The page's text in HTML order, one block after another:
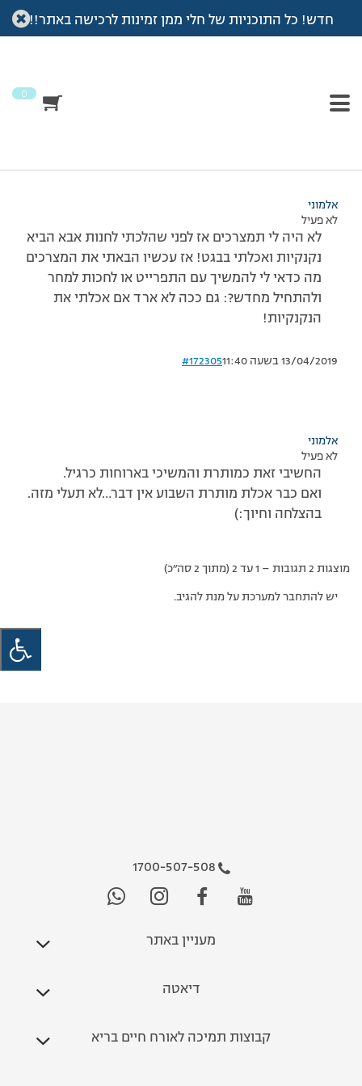
חדש! כל התוכניות של חלי ממן זמינות לרכישה באתר!!
0
עמוד הבית >דיונים>פורום >אוף
מוצגות 2 תגובות – 1 עד 2 (מתוך 2 סה״כ)
אלמוני
לא פעיל
לא היה לי תמצרכים אז לפני שהלכתי לחנות אבא הביא
נקנקיות ואכלתי בבגט! אז עכשיו הבאתי את המצרכים
מה כדאי לי להמשיך עם התפרייט או לחכות למחר
ולהתחיל מחדש?: גם ככה לא ארד אם אכלתי את
הנקנקיות!
13/04/2019 בשעה 11:40 #172305
אלמוני
לא פעיל
החשיבי זאת כמותרת והמשיכי בארוחות כרגיל.
ואם כבר אכלת מותרת השבוע אין דבר…לא תעלי מזה.
בהצלחה וחיוך:)
מוצגות 2 תגובות – 1 עד 2 (מתוך 2 סה״כ)
יש להתחבר למערכת על מנת להגיב.
1700-507-508
מעניין באתר
דיאטה
קבוצות תמיכה לאורח חיים בריא